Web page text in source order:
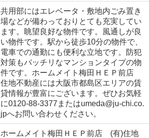
共用部にはエレベータ・敷地内ごみ置き
場などが備わっておりとても充実してい
ます。眺望良好な物件です。風通しが良
い物件です。駅から徒歩10分の物件で、
電車での通勤にも便利な立地です。防犯
対策もバッチリなマンションタイプの物
件です。ホームメイト梅田ＨＥＰ前店
住地不動産には大阪市都島区エリアの賃
貸情報が豊富にございます。ぜひお気軽
に0120-88-3377またはumeda@ju-chi.co.
jpへお問い合わせください。
ホームメイト梅田ＨＥＰ前店 (有)住地